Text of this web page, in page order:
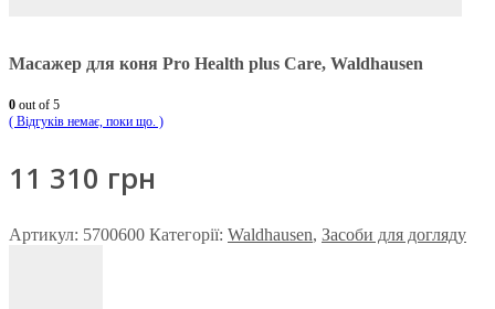
Масажер для коня Pro Health plus Care, Waldhausen
0 out of 5
( Відгуків немає, поки що. )
11 310 грн
Артикул: 5700600 Категорії: Waldhausen, Засоби для догляду